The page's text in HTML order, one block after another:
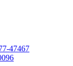
47467